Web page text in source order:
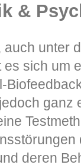
&
auch unter
sich um
ganz
deren